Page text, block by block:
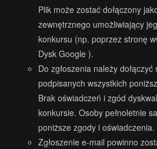
Plik może zostać dołączony
zewnętrznego umożliwiający
konkursu (np. poprzez stronę
Dysk Google ).
Do zgłoszenia należy
podpisanych wszystkich
Brak oświadczeń i zgód
konkursie. Osoby pełnoletnie
poniższe zgody i oświadczenia.
Zgłoszenie e-mail powinno